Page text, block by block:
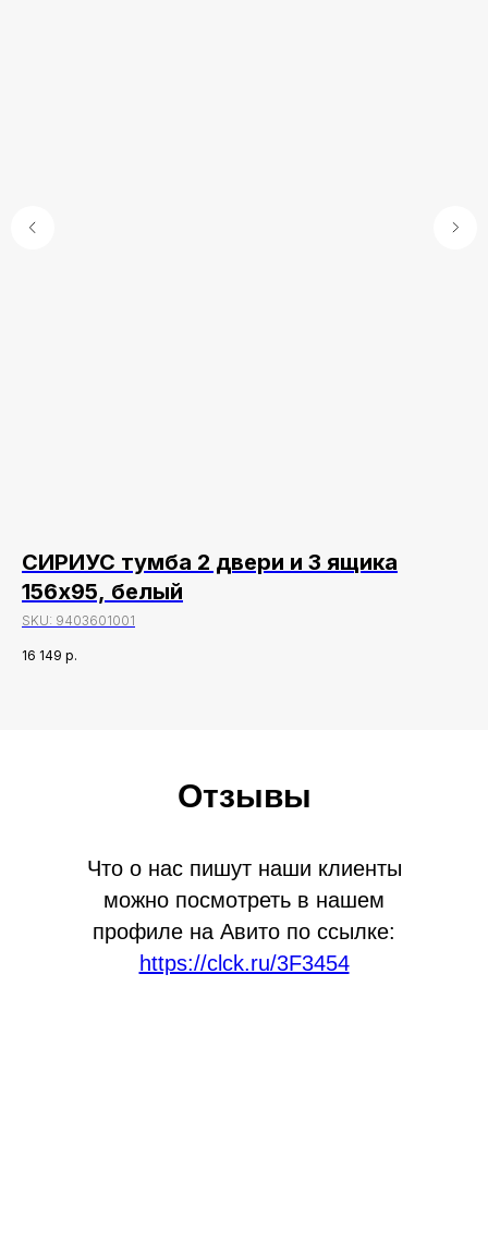
СИРИУС тумба 2 двери и 3 ящика
156х95, белый
SKU: 9403601001
16 149 р.
Что о нас пишут наши клиенты
можно посмотреть в нашем
профиле на Авито по ссылке:
https://clck.ru/3F3454
Отзывы